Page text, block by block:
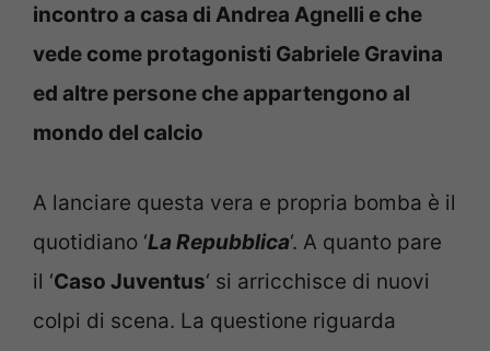
incontro a casa di Andrea Agnelli e che
vede come protagonisti Gabriele Gravina
ed altre persone che appartengono al
mondo del calcio
A lanciare questa vera e propria bomba è il
quotidiano ‘La Repubblica‘. A quanto pare
il ‘Caso Juventus‘ si arricchisce di nuovi
colpi di scena. La questione riguarda